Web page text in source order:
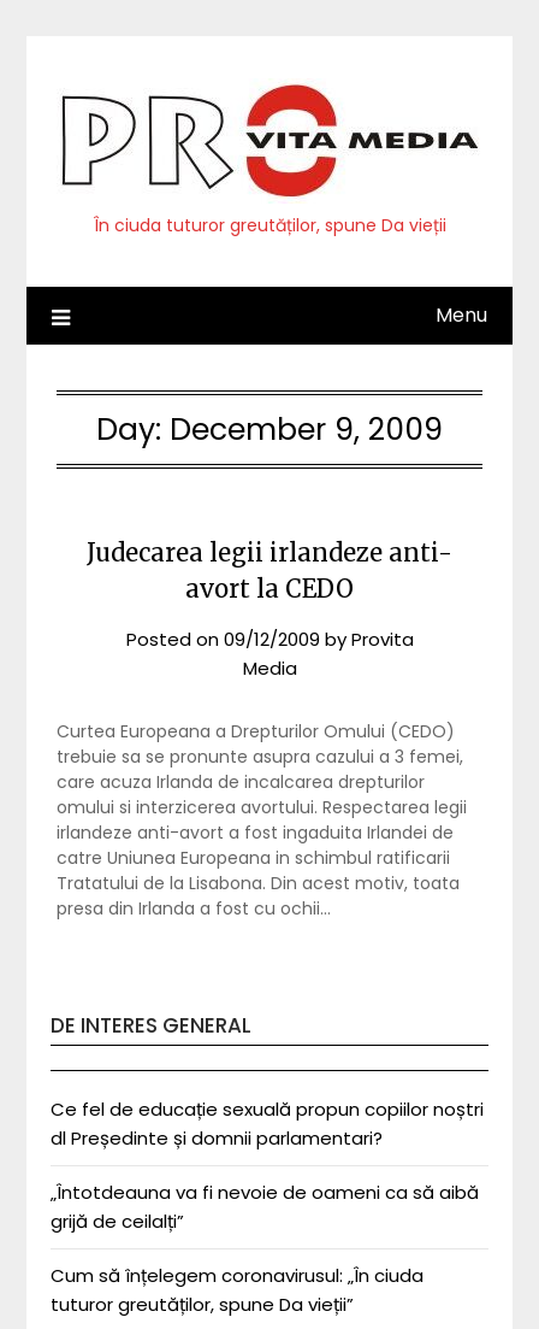
În ciuda tuturor greutăților, spune Da vieții
Menu
Day: December 9, 2009
Judecarea legii irlandeze anti-
avort la CEDO
Posted on09/12/2009 byProvita
Media
Curtea Europeana a Drepturilor Omului (CEDO)
trebuie sa se pronunte asupra cazului a 3 femei,
care acuza Irlanda de incalcarea drepturilor
omului si interzicerea avortului. Respectarea legii
irlandeze anti-avort a fost ingaduita Irlandei de
catre Uniunea Europeana in schimbul ratificarii
Tratatului de la Lisabona. Din acest motiv, toata
presa din Irlanda a fost cu ochii…
DE INTERES GENERAL
Ce fel de educație sexuală propun copiilor noștri
dl Președinte și domnii parlamentari?
„Întotdeauna va fi nevoie de oameni ca să aibă
grijă de ceilalți”
Cum să înțelegem coronavirusul: „În ciuda
tuturor greutăților, spune Da vieții”